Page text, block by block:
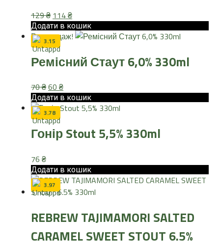
129₴ Оригінальна
ціна:
129 ₴.
114₴Поточна
ціна:
114 ₴.
Додати в кошик
Розпродаж!
3.15
Ремісний Стаут 6,0% 330ml
70₴Оригінальна
ціна:
70 ₴.
60 ₴Поточна
ціна:
60 ₴.
Додати в кошик
3.78
Гонір Stout 5,5% 330ml
76 ₴
Додати в кошик
3.97
REBREW TAJIMAMORI SALTED
CARAMEL SWEET STOUT 6.5%